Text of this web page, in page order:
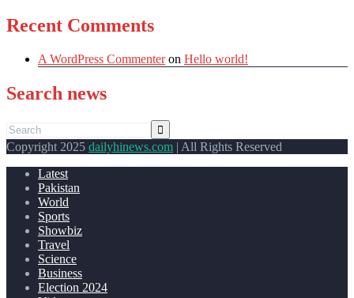
Recent Comments
A WordPress Commenteron Hello world!
Search news
Copyright 2025 dailyhinews.com | All Rights Reserved
Latest
Pakistan
World
Sports
Showbiz
Travel
Science
Business
Election 2024